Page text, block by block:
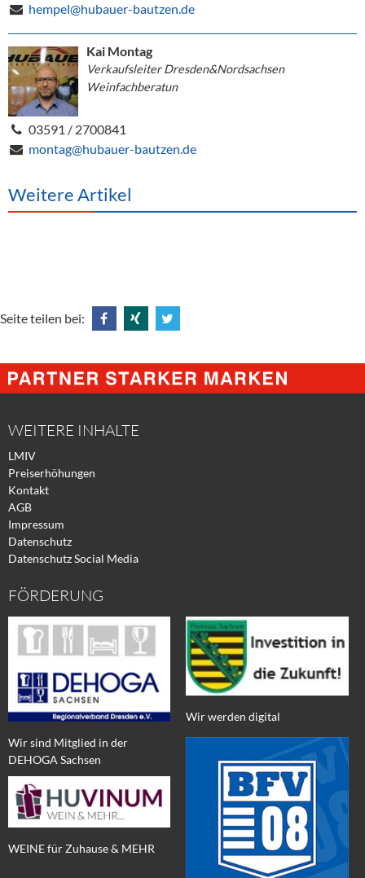
hempel@hubauer-bautzen.de
Kai Montag
Verkaufsleiter Dresden&Nordsachsen
Weinfachberatun
03591 / 2700841
montag@hubauer-bautzen.de
Weitere Artikel
Seite teilen bei:
@
Facebook
@
Xing
@
Twitter
WEITERE INHALTE
LMIV
Preiserhöhungen
Kontakt
AGB
Impressum
Datenschutz
Datenschutz Social Media
FÖRDERUNG
Wir sind Mitglied in der
DEHOGA Sachsen
WEINE für Zuhause & MEHR
Wir werden digital